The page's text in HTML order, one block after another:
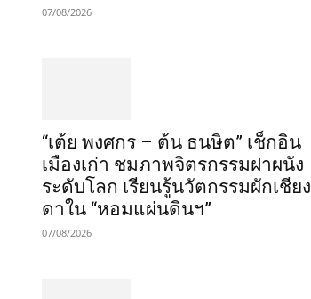
07/08/2026
“เต้ย พงศกร – ต้น ธนษิต” เช็กอิน
เมืองเก่า ชมภาพจิตรกรรมฝาผนัง
ระดับโลก เรียนรู้นวัตกรรมผักเชียง
ดาใน “หอมแผ่นดินฯ”
07/08/2026